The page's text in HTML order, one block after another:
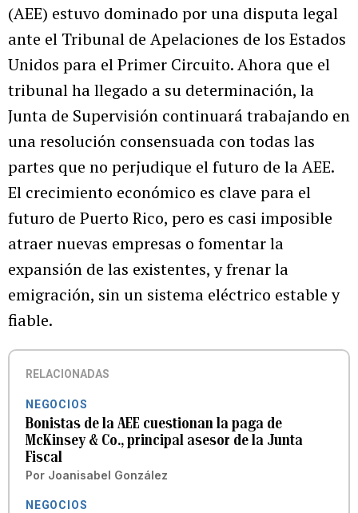
(AEE) estuvo dominado por una disputa legal
ante el Tribunal de Apelaciones de los Estados
Unidos para el Primer Circuito. Ahora que el
tribunal ha llegado a su determinación, la
Junta de Supervisión continuará trabajando en
una resolución consensuada con todas las
partes que no perjudique el futuro de la AEE.
El crecimiento económico es clave para el
futuro de Puerto Rico, pero es casi imposible
atraer nuevas empresas o fomentar la
expansión de las existentes, y frenar la
emigración, sin un sistema eléctrico estable y
fiable.
RELACIONADAS
NEGOCIOS
Bonistas de la AEE cuestionan la paga de
McKinsey & Co., principal asesor de la Junta
Fiscal
Por Joanisabel González
NEGOCIOS